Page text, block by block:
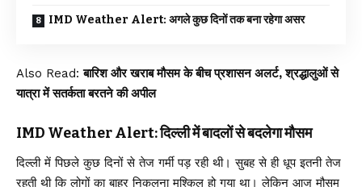
IMD Weather Alert: अगले कुछ दिनों तक बना रहेगा असर
Also Read:बारिश और खराब मौसम के बीच प्रशासन अलर्ट, श्रद्धालुओं से
यात्रा में सतर्कता बरतने की अपील
IMD Weather Alert: दिल्ली में बादलों से बदलेगा मौसम
दिल्ली में पिछले कुछ दिनों से तेज गर्मी पड़ रही थी। सुबह से ही धूप इतनी तेज
रहती थी कि लोगों का बाहर निकलना मुश्किल हो गया था। लेकिन आज मौसम